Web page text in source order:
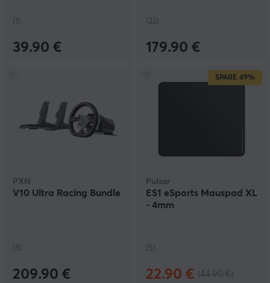
(1)
39.90 €
(22)
179.90 €
PXN
V10 Ultra Racing Bundle
(8)
209.90 €
SPARE 49%
Pulsar
ES1 eSports Mauspad XL
- 4mm
(5)
22.90 €